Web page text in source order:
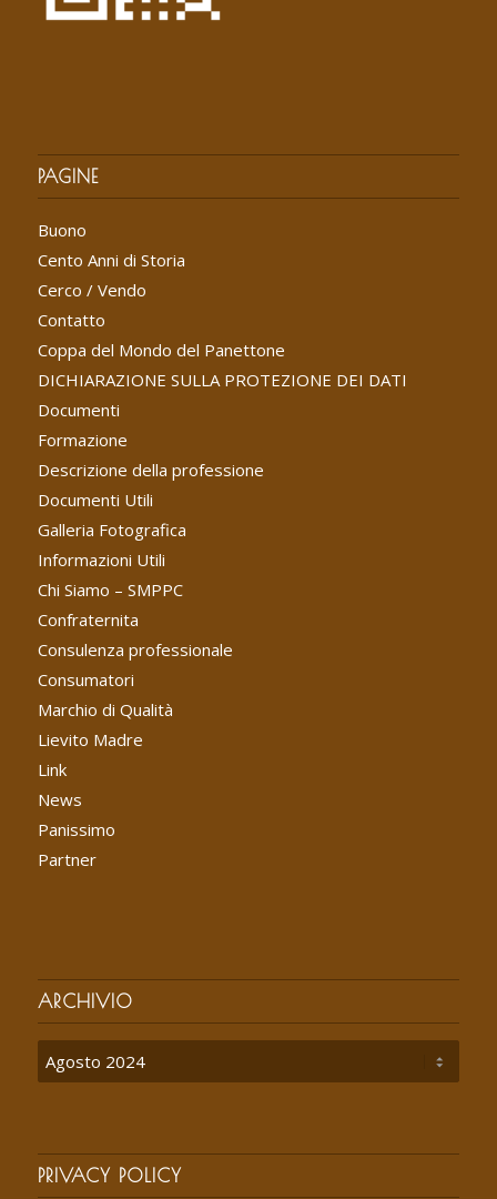
PAGINE
Buono
Cento Anni di Storia
Cerco / Vendo
Contatto
Coppa del Mondo del Panettone
DICHIARAZIONE SULLA PROTEZIONE DEI DATI
Documenti
Formazione
Descrizione della professione
Documenti Utili
Galleria Fotografica
Informazioni Utili
Chi Siamo – SMPPC
Confraternita
Consulenza professionale
Consumatori
Marchio di Qualità
Lievito Madre
Link
News
Panissimo
Partner
ARCHIVIO
PRIVACY POLICY